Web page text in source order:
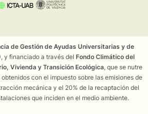
de Gestión de Ayudas Universitarias y de
, y financiado a través del Fondo Climático del
Vivienda y Transición Ecológica, que se nutre
con el impuesto sobre las emisiones de
mecánica y el 20% de la recaptación del
que inciden en el medio ambiente.